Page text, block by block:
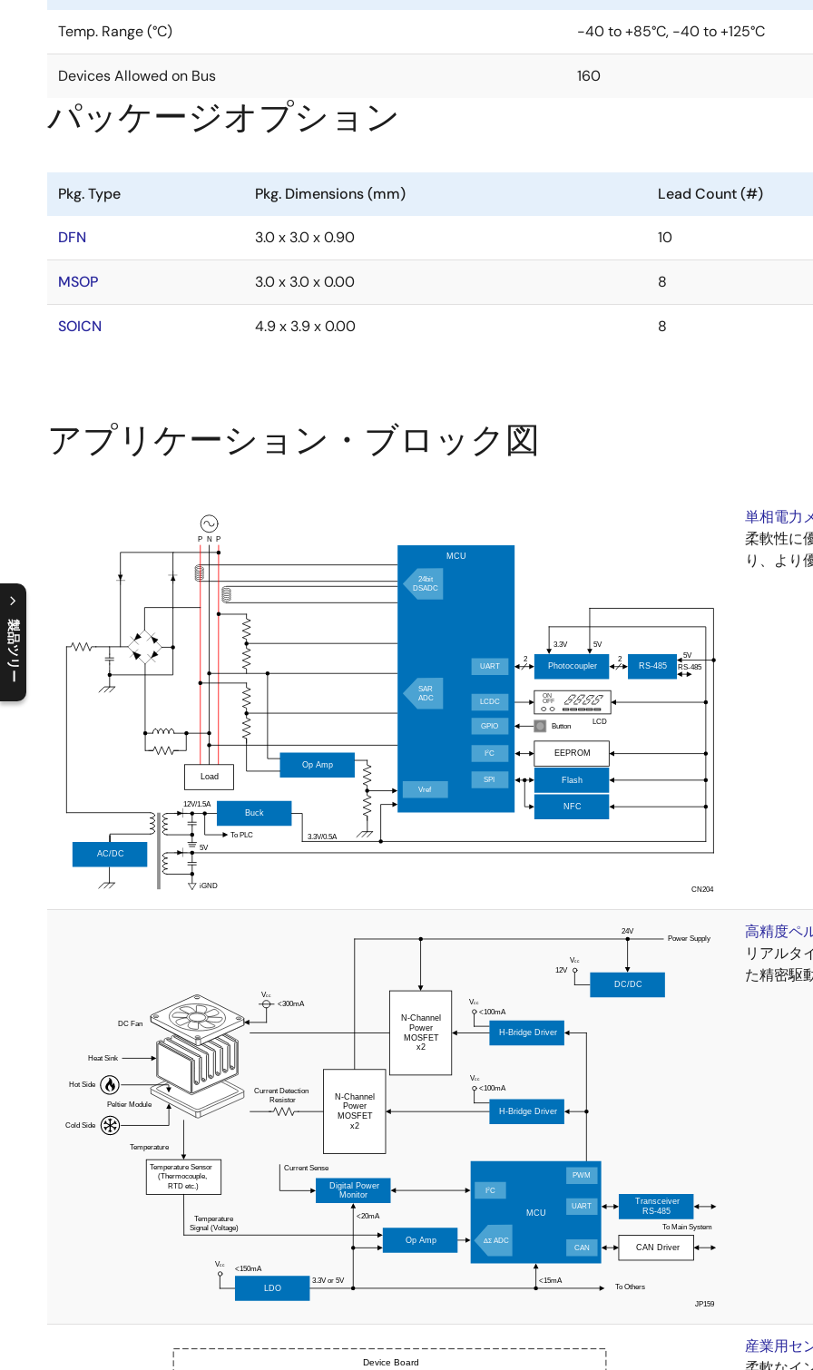
製品ツリー
C
l
o
s
e
p
r
o
d
u
c
t
t
r
e
e
m
e
n
O
p
e
n
p
r
o
d
u
c
t
t
r
e
e
m
e
n
保護が、なされています。 さらに、内蔵のサーマル・シャットダウン回路は消費電力が過大になった場合にTx出力を
Temp. Range (°C) -40 to +85°C, -40 to +125°C
Devices Allowed on Bus 160
パッケージオプション
Pkg. Type Pkg. Dimensions (mm) Lead Count (#)
DFN 3.0 x 3.0 x 0.90 10
MSOP 3.0 x 3.0 x 0.00 8
SOICN 4.9 x 3.9 x 0.00 8
アプリケーション・ブロック図
単相電力
柔軟性に
り、より
高精度ペ
リアルタ
た精密駆
産業用セ